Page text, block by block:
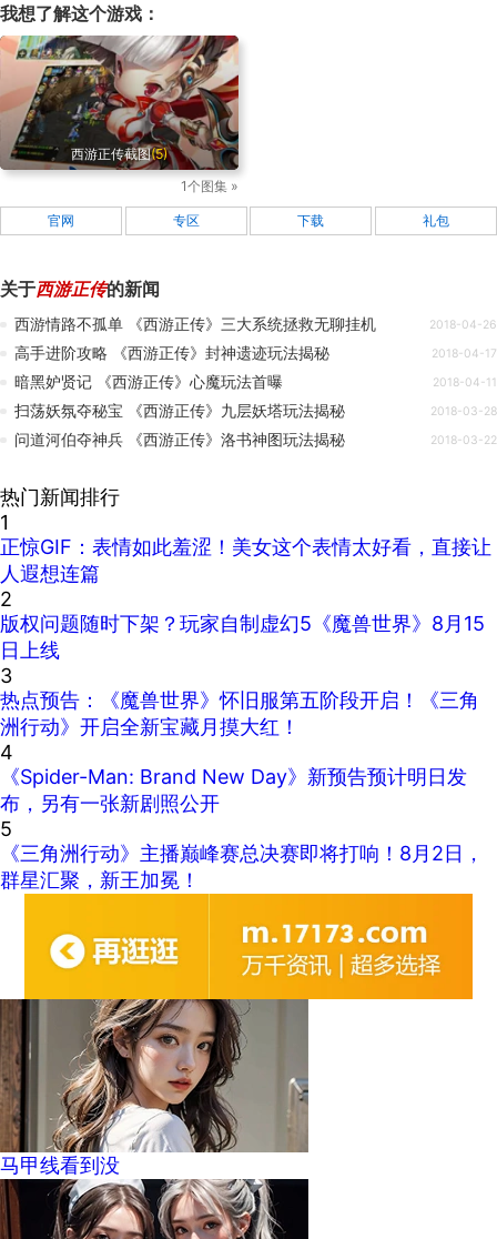
我想了解这个游戏：
西游正传截图(5)
1个图集 »
官网 专区 下载 礼包
关于西游正传的新闻
西游情路不孤单 《西游正传》三大系统拯救无聊挂机 2018-04-26
高手进阶攻略 《西游正传》封神遗迹玩法揭秘 2018-04-17
暗黑妒贤记 《西游正传》心魔玩法首曝 2018-04-11
扫荡妖氛夺秘宝 《西游正传》九层妖塔玩法揭秘 2018-03-28
问道河伯夺神兵 《西游正传》洛书神图玩法揭秘 2018-03-22
热门新闻排行
1
正惊GIF：表情如此羞涩！美女这个表情太好看，直接让
人遐想连篇
2
版权问题随时下架？玩家自制虚幻5《魔兽世界》8月15
日上线
3
热点预告：《魔兽世界》怀旧服第五阶段开启！《三角
洲行动》开启全新宝藏月摸大红！
4
《Spider-Man: Brand New Day》新预告预计明日发
布，另有一张新剧照公开
5
《三角洲行动》主播巅峰赛总决赛即将打响！8月2日，
群星汇聚，新王加冕！
马甲线看到没